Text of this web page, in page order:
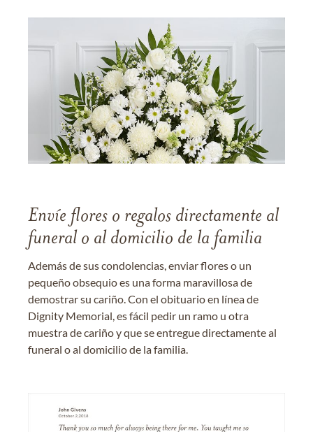
Envíe flores o regalos directamente al
funeral o al domicilio de la familia
Además de sus condolencias, enviar flores o un
pequeño obsequio es una forma maravillosa de
demostrar su cariño. Con el obituario en línea de
Dignity Memorial, es fácil pedir un ramo u otra
muestra de cariño y que se entregue directamente al
funeral o al domicilio de la familia.